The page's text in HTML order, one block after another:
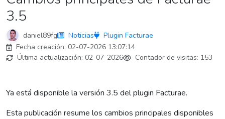
3.5
daniel89fg Noticias
Plugin Facturae
Fecha creación: 02-07-2026 13:07:14
Última actualización: 02-07-2026 Contador de visitas: 153
Ya está disponible la versión 3.5 del plugin Facturae.
Esta publicación resume los cambios principales disponibles